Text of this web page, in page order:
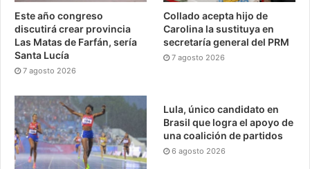
Este año congreso
discutirá crear provincia
Las Matas de Farfán, sería
Santa Lucía
7 agosto 2026
Collado acepta hijo de
Carolina la sustituya en
secretaría general del PRM
7 agosto 2026
Lula, único candidato en
Brasil que logra el apoyo de
una coalición de partidos
6 agosto 2026